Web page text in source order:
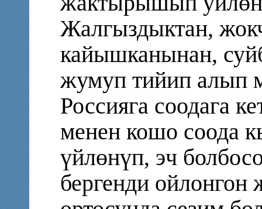
Жалгыздыктан,
кайышканынан,
жумуп тийип алып
Россияга соодага
менен кошо соода
үйлөнүп, эч
бергенди